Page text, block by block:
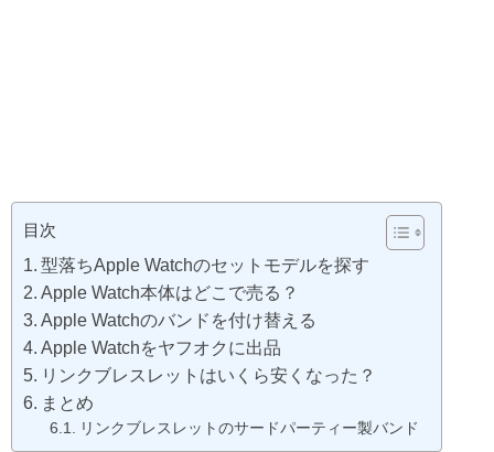
目次
型落ちApple Watchのセットモデルを探す
Apple Watch本体はどこで売る？
Apple Watchのバンドを付け替える
Apple Watchをヤフオクに出品
リンクブレスレットはいくら安くなった？
まとめ
リンクブレスレットのサードパーティー製バンド